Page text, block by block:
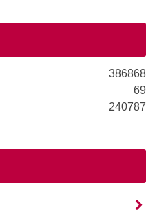
386868
69
240787